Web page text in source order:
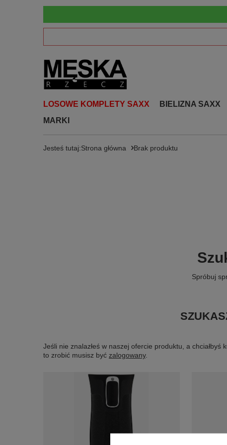
LOSOWE KOMPLETY SAXX BIELIZNA SAXX
MARKI
Jesteś tutaj:Strona główna Brak produktu
Spróbuj
Jeśli nie znalazłeś w naszej ofercie produktu, a
to zrobić musisz być zalogowany.